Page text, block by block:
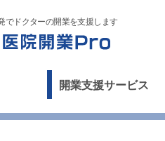
でドクターの開業を支援します
開業支援サービス